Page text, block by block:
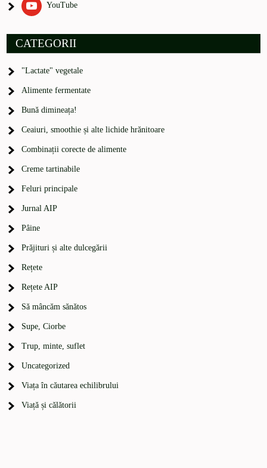
YouTube
CATEGORII
"Lactate" vegetale
Alimente fermentate
Bună dimineața!
Ceaiuri, smoothie și alte lichide hrănitoare
Combinații corecte de alimente
Creme tartinabile
Feluri principale
Jurnal AIP
Pâine
Prăjituri și alte dulcegării
Rețete
Rețete AIP
Să mâncăm sănătos
Supe, Ciorbe
Trup, minte, suflet
Uncategorized
Viața în căutarea echilibrului
Viață și călătorii